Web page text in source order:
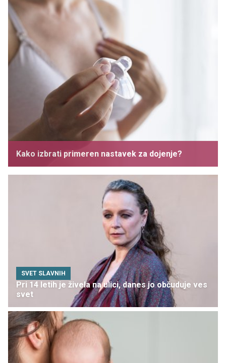
Kako izbrati primeren nastavek za dojenje?
SVET SLAVNIH
Pri 14 letih je živela na ulici, danes jo občuduje ves
svet